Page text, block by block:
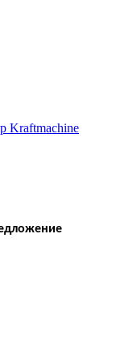
Kraftmaсhine